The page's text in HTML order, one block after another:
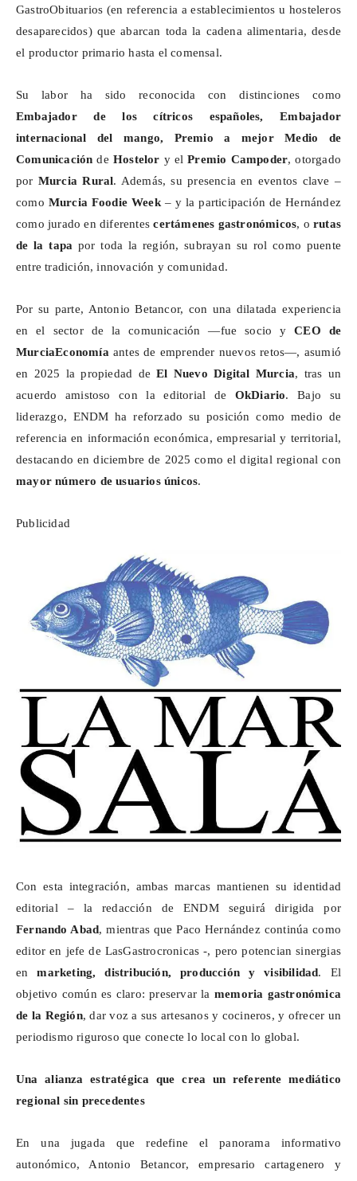
GastroObituarios (en referencia a establecimientos u hosteleros
desaparecidos) que abarcan toda la cadena alimentaria, desde
el productor primario hasta el comensal.
Su labor ha sido reconocida con distinciones como
Embajador de los cítricos españoles, Embajador
internacional del mango, Premio a mejor Medio de
Comunicación de Hostelor y elPremio Campoder, otorgado
por Murcia Rural. Además, su presencia en eventos clave –
como Murcia Foodie Week– y la participación de Hernández
como jurado en diferentescertámenes gastronómicos, o rutas
de la tapa por toda la región, subrayan su rol como puente
entre tradición, innovación y comunidad.
Por su parte, Antonio Betancor, con una dilatada experiencia
en el sector de la comunicación —fue socio yCEO de
MurciaEconomía antes de emprender nuevos retos—, asumió
en 2025 la propiedad deEl Nuevo Digital Murcia, tras un
acuerdo amistoso con la editorial de OkDiario. Bajo su
liderazgo, ENDM ha reforzado su posición como medio de
referencia en información económica, empresarial y territorial,
destacando en diciembre de 2025 como el digital regional con
mayor número de usuarios únicos.
Publicidad
Con esta integración, ambas marcas mantienen su identidad
editorial – la redacción de ENDM seguirá dirigida por
Fernando Abad, mientras que Paco Hernández continúa como
editor en jefe de LasGastrocronicas -, pero potencian sinergias
enmarketing, distribución, producción y visibilidad. El
objetivo común es claro: preservar la memoria gastronómica
de la Región, dar voz a sus artesanos y cocineros, y ofrecer un
periodismo riguroso que conecte lo local con lo global.
Una alianza estratégica que crea un referente mediático
regional sin precedentes
En una jugada que redefine el panorama informativo
autonómico, Antonio Betancor, empresario cartagenero y